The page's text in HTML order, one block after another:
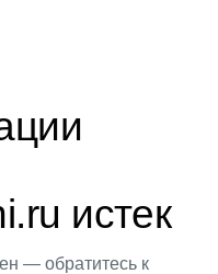
истек
— обратитесь к